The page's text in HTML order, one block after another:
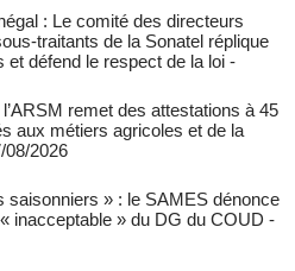
: Le comité des directeurs
traitants de la Sonatel réplique
et défend le respect de la loi -
remet des attestations à 45
aux métiers agricoles et de la
08/2026
saisonniers » : le SAMES dénonce
inacceptable » du DG du COUD -